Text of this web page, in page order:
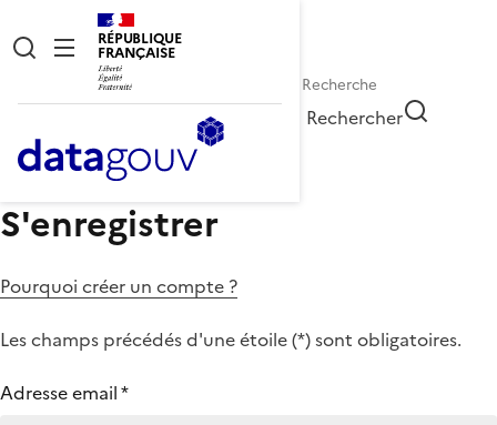
RÉPUBLIQUE
FRANÇAISE
Rechercher
S'enregistrer
Pourquoi créer un compte ?
Les champs précédés d'une étoile (*) sont obligatoires.
Adresse email*